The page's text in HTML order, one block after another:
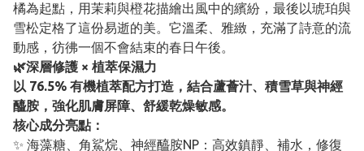
橘為起點，用茉莉與橙花描繪出風中的繽紛，最後以琥珀與
雪松定格了這份易逝的美。它溫柔、雅緻，充滿了詩意的流
動感，彷彿一個不會結束的春日午後。
🌿深層修護 × 植萃保濕力
以 76.5% 有機植萃配方打造，結合蘆薈汁、積雪草與神經
醯胺，強化肌膚屏障、舒緩乾燥敏感。
核心成分亮點：
✨ 海藻糖、角鯊烷、神經醯胺NP：高效鎮靜、補水，修復